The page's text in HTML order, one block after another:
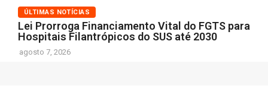
ÚLTIMAS NOTÍCIAS
Lei Prorroga Financiamento Vital do FGTS para
Hospitais Filantrópicos do SUS até 2030
agosto 7, 2026